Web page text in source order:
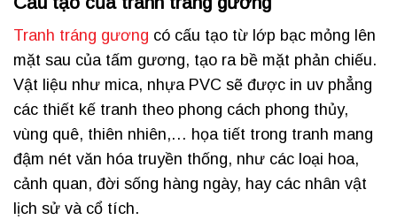
Tranh tráng gương có cấu tạo từ lớp bạc mỏng lên
mặt sau của tấm gương, tạo ra bề mặt phản chiếu.
Vật liệu như mica, nhựa PVC sẽ được in uv phẳng
các thiết kế tranh theo phong cách phong thủy,
vùng quê, thiên nhiên,… họa tiết trong tranh mang
đậm nét văn hóa truyền thống, như các loại hoa,
cảnh quan, đời sống hàng ngày, hay các nhân vật
lịch sử và cổ tích.